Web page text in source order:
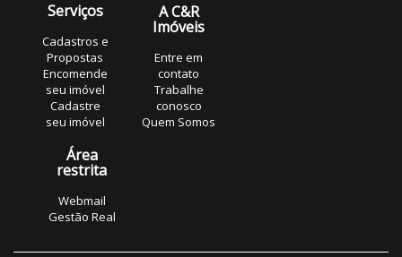
Serviços
Cadastros e
Propostas
Encomende
seu imóvel
Cadastre
seu imóvel
A C&R
Imóveis
Entre em
contato
Trabalhe
conosco
Quem Somos
Área
restrita
Webmail
Gestão Real